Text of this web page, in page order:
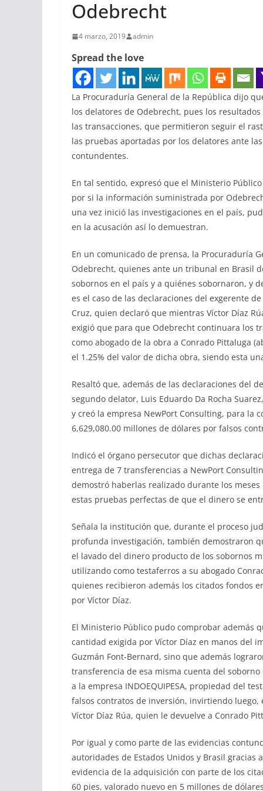
Odebrecht
4 marzo, 2019 admin
Spread the love
La Procuraduría General de la República dijo
los delatores de Odebrecht, pues los
las transacciones, que permitieron seguir el
las pruebas aportadas por los delatores ante
contundentes.
En tal sentido, expresó que el Ministerio
por si la información suministrada por
una vez inició las investigaciones en el país,
en la acusación así lo demuestran.
En un comunicado de prensa, la Procuraduría
Odebrecht, quienes ante un tribunal en Brasil
sobornos en el país y a quiénes sobornaron, y
es el caso de las declaraciones del exgerente
Cruz, quien declaró que mientras Víctor Díaz
exigió que para que Odebrecht continuara los
como abogado de la obra a Conrado Pittaluga
el 1.25% del valor de dicha obra, siendo esta
Resaltó que, además de las declaraciones del
segundo delator, Luis Eduardo Da Rocha
y creó la empresa NewPort Consulting, para la
6,629,080.00 millones de dólares por falsos
Indicó el órgano persecutor que dichas
entrega de 7 transferencias a NewPort
demostró haberlas realizado durante los
estas pruebas perfectas de que el dinero se
Señala la institución que, durante el proceso
profunda investigación, también demostraron
el lavado del dinero producto de los sobornos
utilizando como testaferros a su abogado
quienes recibieron además los citados fondos
por Víctor Díaz.
El Ministerio Público pudo comprobar además
cantidad exigida por Víctor Díaz en manos del
Guzmán Font-Bernard, sino que además
transferencia de esa misma cuenta del
a la empresa INDOEQUIPESA, propiedad del
falsos contratos de inversión, invirtiendo
Víctor Díaz Rúa, quien le devuelve a Conrado
Por igual y como parte de las evidencias
autoridades de Estados Unidos y Brasil gracias
evidencia de la adquisición con parte de los
60 pies, valorado nuevo en 5 millones de